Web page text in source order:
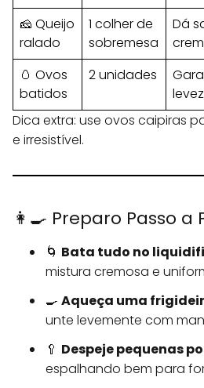
🧀 Queijo
ralado
1 colher de
sobremesa
Dá
🥚 Ovos
batidos
2 unidades
Dica extra: use ovos caipiras
e irresistível.
👩‍🍳 Preparo Passo a
🌀 Bata tudo no
mistura cremosa e
🍳 Aqueça uma
unte levemente com
🥄 Despeje pequenas
espalhando bem para